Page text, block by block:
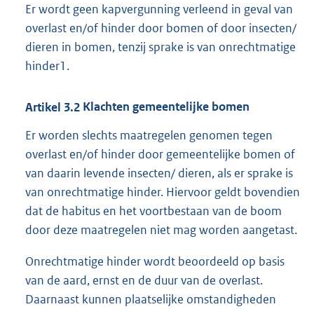
Er wordt geen kapvergunning verleend in geval van
overlast en/of hinder door bomen of door insecten/
dieren in bomen, tenzij sprake is van onrechtmatige
hinder1.
Artikel 3.2 Klachten gemeentelijke bomen
Er worden slechts maatregelen genomen tegen
overlast en/of hinder door gemeentelijke bomen of
van daarin levende insecten/ dieren, als er sprake is
van onrechtmatige hinder. Hiervoor geldt bovendien
dat de habitus en het voortbestaan van de boom
door deze maatregelen niet mag worden aangetast.
Onrechtmatige hinder wordt beoordeeld op basis
van de aard, ernst en de duur van de overlast.
Daarnaast kunnen plaatselijke omstandigheden